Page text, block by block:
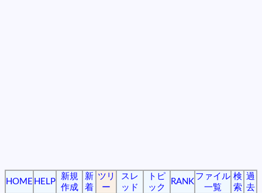
HOME HELP
新規
作成
新
着
ツリ
ー
スレ
ッド
トピ
ック
RANK
ファイル
一覧
検
索
過
去